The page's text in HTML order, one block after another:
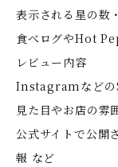
表示される星の数
食べログやHot
レビュー内容
Instagramなどの
見た目やお店の雰
公式サイトで公開
報 など